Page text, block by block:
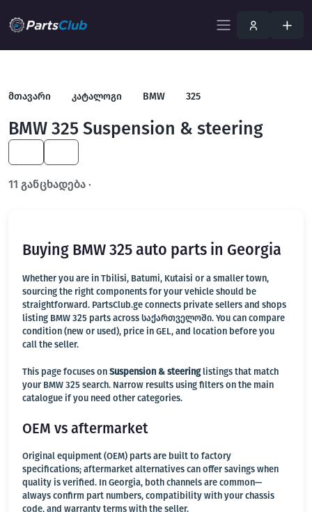
მთავარი კატალოგი BMW 325
BMW 325 Suspension & steering
11 განცხადება ·
Buying BMW 325 auto parts in Georgia
Whether you are in Tbilisi, Batumi, Kutaisi or a smaller town,
sourcing the right components for your vehicle should be
straightforward. PartsClub.ge connects private sellers and shops
listing BMW 325 parts across საქართველოში. You can compare
condition (new or used), price in GEL, and location before you
call the seller.
This page focuses on Suspension & steeringlistings that match
your BMW 325 search. Narrow results using filters on the main
catalogue if you need other categories.
OEM vs aftermarket
Original equipment (OEM) parts are built to factory
specifications; aftermarket alternatives can offer savings when
quality is verified. In Georgia, both channels are common—
always confirm part numbers, compatibility with your chassis
code, and warranty terms with the seller.